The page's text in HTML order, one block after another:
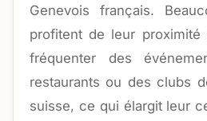
Genevois français.
profitent de leur proximité
fréquenter des
restaurants ou des clubs
suisse, ce qui élargit leur